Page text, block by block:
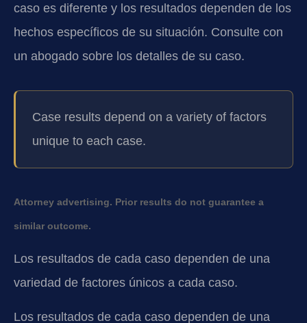
caso es diferente y los resultados dependen de los
hechos específicos de su situación. Consulte con
un abogado sobre los detalles de su caso.
Case results depend on a variety of factors
unique to each case.
Attorney advertising. Prior results do not guarantee a
similar outcome.
Los resultados de cada caso dependen de una
variedad de factores únicos a cada caso.
Los resultados de cada caso dependen de una